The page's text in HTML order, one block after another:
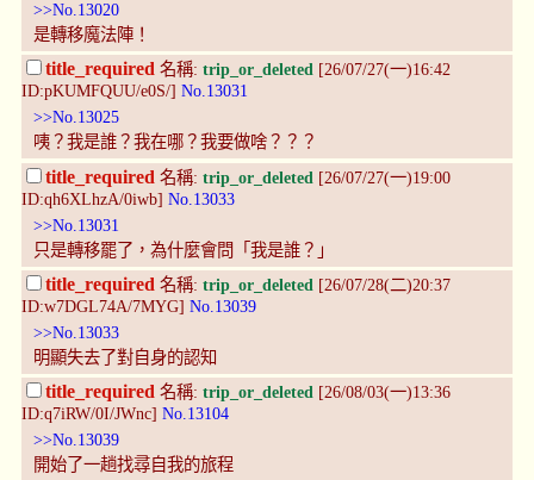
>>No.13020
是轉移魔法陣！
title_required 名稱: trip_or_deleted [26/07/27(一)16:42
ID:pKUMFQUU/e0S/] No.13031
>>No.13025
咦？我是誰？我在哪？我要做啥？？？
title_required 名稱: trip_or_deleted [26/07/27(一)19:00
ID:qh6XLhzA/0iwb] No.13033
>>No.13031
只是轉移罷了，為什麼會問「我是誰？」
title_required 名稱: trip_or_deleted [26/07/28(二)20:37
ID:w7DGL74A/7MYG] No.13039
>>No.13033
明顯失去了對自身的認知
title_required 名稱: trip_or_deleted [26/08/03(一)13:36
ID:q7iRW/0I/JWnc] No.13104
>>No.13039
開始了一趟找尋自我的旅程